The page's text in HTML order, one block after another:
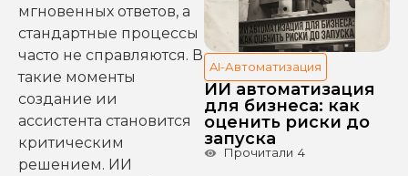
мгновенных ответов, а
стандартные процессы
часто не справляются. В
такие моменты
создание ии
ассистента становится
критическим
решением. ИИ
AI-Автоматизация
ИИ автоматизация
для бизнеса: как
оценить риски до
запуска
Прочитали 4